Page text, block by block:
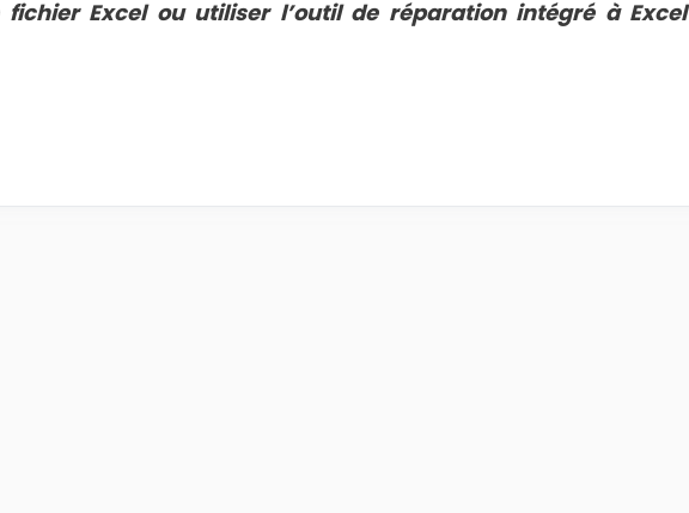
fichier Excel ou utiliser l’outil de réparation intégré à Excel